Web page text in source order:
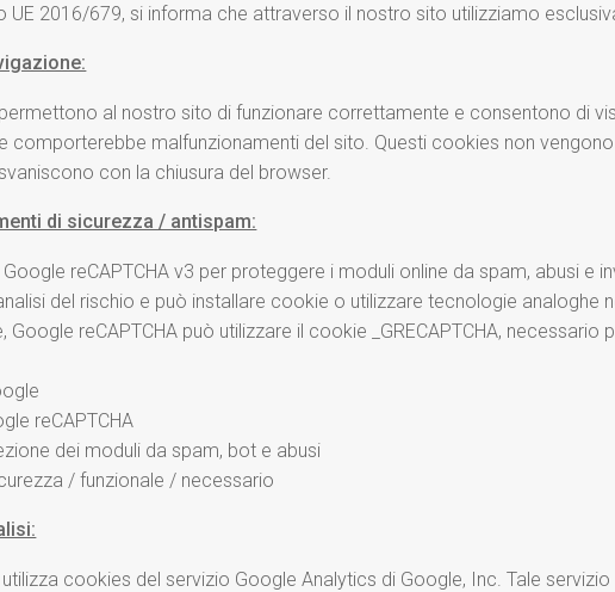
UE 2016/679, si informa che attraverso il nostro sito utilizziamo
al nostro sito di funzionare correttamente e consentono di
comporterebbe malfunzionamenti del sito. Questi cookies non
con la chiusura del browser.
di sicurezza / antispam:
reCAPTCHA v3 per proteggere i moduli online da spam, abusi e
del rischio e può installare cookie o utilizzare tecnologie analoghe
Google reCAPTCHA può utilizzare il cookie _GRECAPTCHA,
reCAPTCHA
dei moduli da spam, bot e abusi
/ funzionale / necessario
cookies del servizio Google Analytics di Google, Inc. Tale